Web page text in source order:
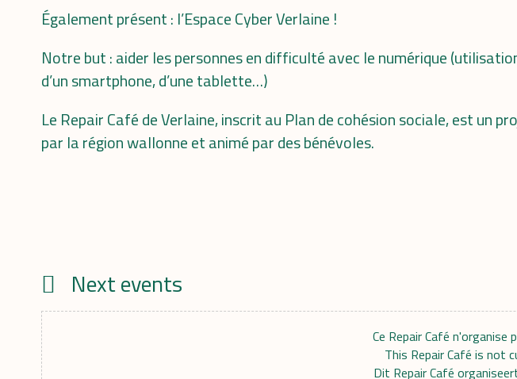
Également présent : l’Espace Cyber Verlaine !
Notre but : aider les personnes en difficulté avec le numérique
d’un smartphone, d’une tablette…)
Le Repair Café de Verlaine, inscrit au Plan de cohésion sociale, est un
par la région wallonne et animé par des bénévoles.
CalendrierNext events
Ce Repair Café
This Repair Café is not
Dit Repair Café